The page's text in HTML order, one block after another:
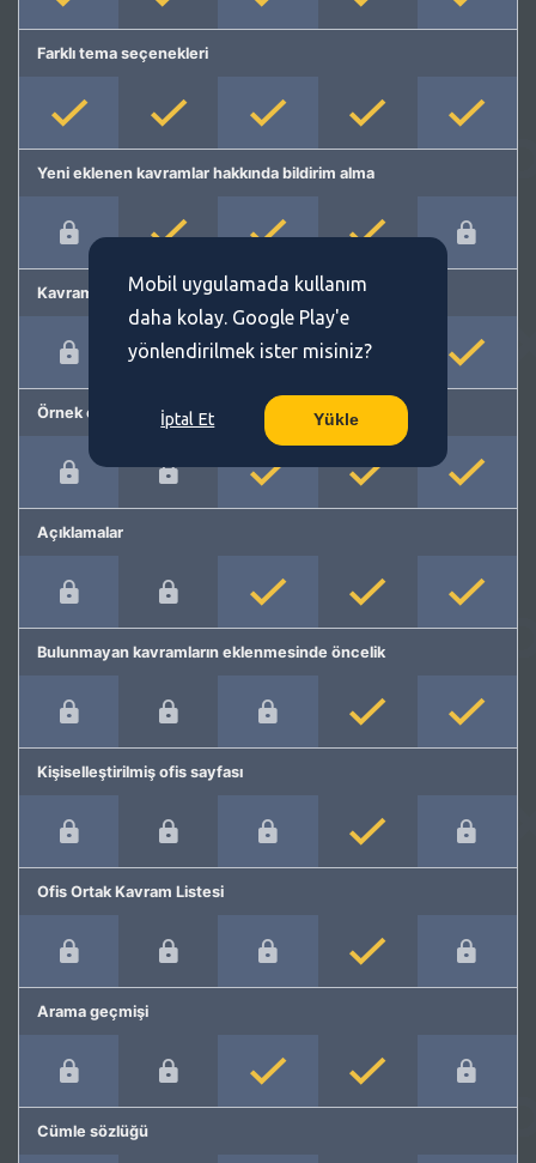
Farklı tema seçenekleri
Yeni eklenen kavramlar hakkında bildirim alma
Kavram önerme
Örnek cümleler
Açıklamalar
Bulunmayan kavramların eklenmesinde öncelik
Kişiselleştirilmiş ofis sayfası
Ofis Ortak Kavram Listesi
Arama geçmişi
Cümle sözlüğü
Mobil uygulamada kullanım
daha kolay. Google Play'e
yönlendirilmek ister misiniz?
İptal Et Yükle